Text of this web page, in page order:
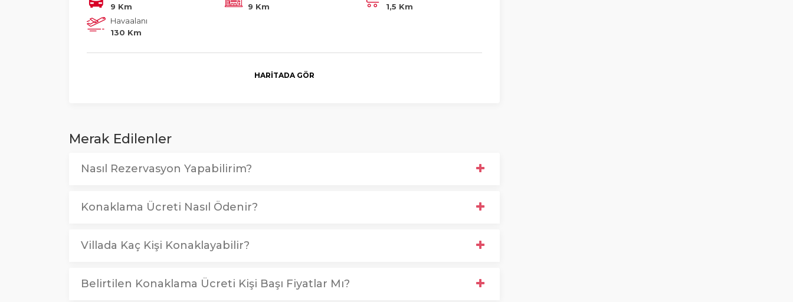
9 Km
9 Km
1,5 Km
Havaalanı
130 Km
HARITADA GÖR
Merak Edilenler
Nasıl Rezervasyon Yapabilirim?
Konaklama Ücreti Nasıl Ödenir?
Villada Kaç Kişi Konaklayabilir?
Belirtilen Konaklama Ücreti Kişi Başı Fiyatlar Mı?